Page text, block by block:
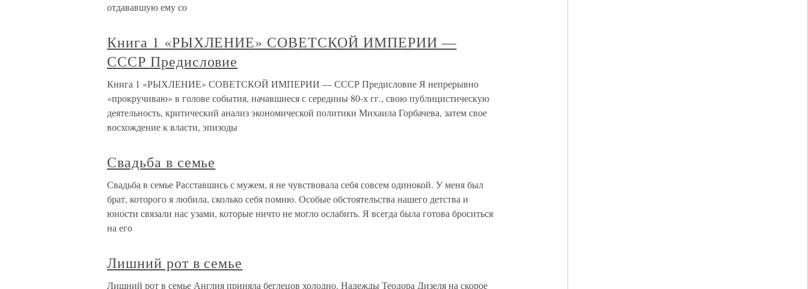
отдававшую ему со
Книга 1 «РЫХЛЕНИЕ» СОВЕТСКОЙ ИМПЕРИИ —
СССР Предисловие
Книга 1 «РЫХЛЕНИЕ» СОВЕТСКОЙ ИМПЕРИИ — СССР Предисловие Я непрерывно
«прокручиваю» в голове события, начавшиеся с середины 80-х гг., свою публицистическую
деятельность, критический анализ экономической политики Михаила Горбачева, затем свое
восхождение к власти, эпизоды
Свадьба в семье
Свадьба в семье Расставшись с мужем, я не чувствовала себя совсем одинокой. У меня был
брат, которого я любила, сколько себя помню. Особые обстоятельства нашего детства и
юности связали нас узами, которые ничто не могло ослабить. Я всегда была готова броситься
на его
Лишний рот в семье
Лишний рот в семье Англия приняла беглецов холодно. Надежды Теодора Дизеля на скорое